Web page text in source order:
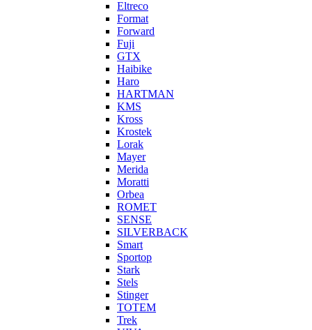
Eltreco
Format
Forward
Fuji
GTX
Haibike
Haro
HARTMAN
KMS
Kross
Krostek
Lorak
Mayer
Merida
Moratti
Orbea
ROMET
SENSE
SILVERBACK
Smart
Sportop
Stark
Stels
Stinger
TOTEM
Trek